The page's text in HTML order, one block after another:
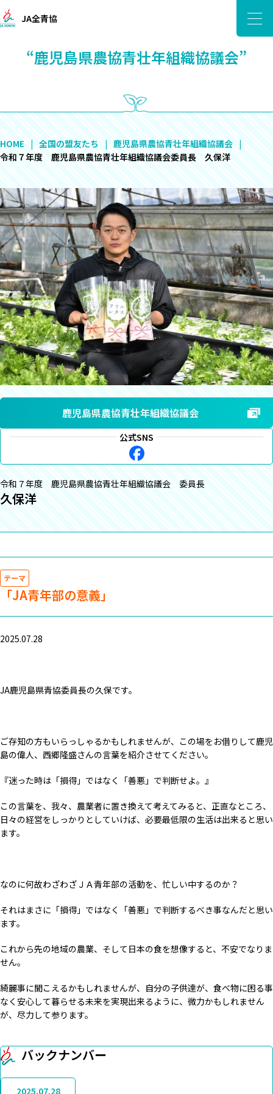
JA全青協
“鹿児島県農協青壮年組織協議会”
HOME 全国の盟友たち
鹿児島県農協青壮年組織協議会
令和７年度 鹿児島県農協青壮年組織協議会委員長 久保洋
鹿児島県農協青壮年組織協議会
公式SNS
令和７年度 鹿児島県農協青壮年組織協議会 委員長
久保洋
テーマ
「JA青年部の意義」
2025.07.28
JA鹿児島県青協委員長の久保です。
ご存知の方もいらっしゃるかもしれませんが、この場をお借りして鹿児
島の偉人、西郷隆盛さんの言葉を紹介させてください。
『迷った時は「損得」ではなく「善悪」で判断せよ。』
この言葉を、我々、農業者に置き換えて考えてみると、正直なところ、
日々の経営をしっかりとしていけば、必要最低限の生活は出来ると思い
ます。
なのに何故わざわざＪＡ青年部の活動を、忙しい中するのか？
それはまさに「損得」ではなく「善悪」で判断するべき事なんだと思い
ます。
これから先の地域の農業、そして日本の食を想像すると、不安でなりま
せん。
綺麗事に聞こえるかもしれませんが、自分の子供達が、食べ物に困る事
なく安心して暮らせる未来を実現出来るように、微力かもしれません
が、尽力して参ります。
バックナンバー
2025.07.28